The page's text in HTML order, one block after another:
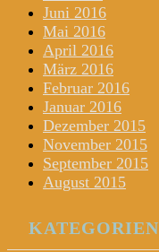
Juni 2016
Mai 2016
April 2016
März 2016
Februar 2016
Januar 2016
Dezember 2015
November 2015
September 2015
August 2015
KATEGORIEN